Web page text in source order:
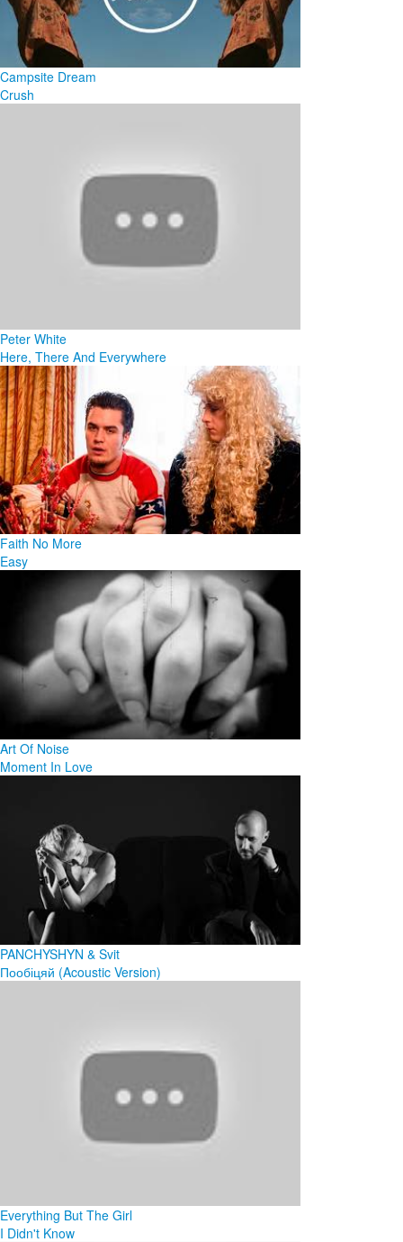
Campsite Dream
Crush
Peter White
Here, There And Everywhere
Faith No More
Easy
Art Of Noise
Moment In Love
PANCHYSHYN & Svit
Пообіцяй (Acoustic Version)
Everything But The Girl
I Didn't Know